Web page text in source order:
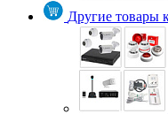
Другие товары